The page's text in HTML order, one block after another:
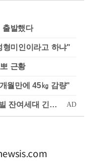
출발했다
미인이라고 하냐"
근황
월만에 45㎏ 감량"